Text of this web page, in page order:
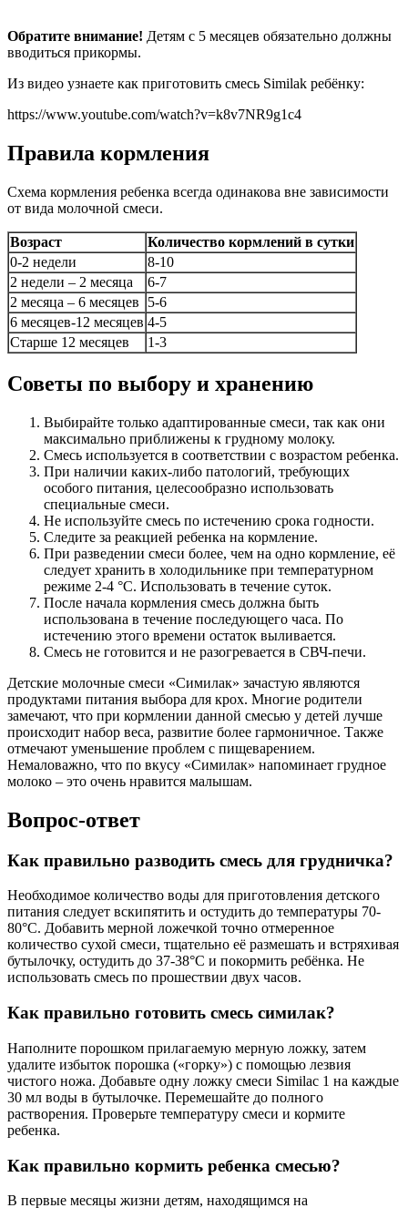
Обратите внимание! Детям с 5 месяцев обязательно должны
вводиться прикормы.
Из видео узнаете как приготовить смесь Similak ребёнку:
https://www.youtube.com/watch?v=k8v7NR9g1c4
Правила кормления
Схема кормления ребенка всегда одинакова вне зависимости
от вида молочной смеси.
Возраст
Количество кормлений в сутки
0-2 недели
8-10
2 недели – 2 месяца
6-7
2 месяца – 6 месяцев
5-6
6 месяцев-12 месяцев 4-5
Старше 12 месяцев
1-3
Советы по выбору и хранению
Выбирайте только адаптированные смеси, так как они
максимально приближены к грудному молоку.
Смесь используется в соответствии с возрастом ребенка.
При наличии каких-либо патологий, требующих
особого питания, целесообразно использовать
специальные смеси.
Не используйте смесь по истечению срока годности.
Следите за реакцией ребенка на кормление.
При разведении смеси более, чем на одно кормление, её
следует хранить в холодильнике при температурном
режиме 2-4 °C. Использовать в течение суток.
После начала кормления смесь должна быть
использована в течение последующего часа. По
истечению этого времени остаток выливается.
Смесь не готовится и не разогревается в СВЧ-печи.
Детские молочные смеси «Симилак» зачастую являются
продуктами питания выбора для крох. Многие родители
замечают, что при кормлении данной смесью у детей лучше
происходит набор веса, развитие более гармоничное. Также
отмечают уменьшение проблем с пищеварением.
Немаловажно, что по вкусу «Симилак» напоминает грудное
молоко – это очень нравится малышам.
Вопрос-ответ
Как правильно разводить смесь для грудничка?
Необходимое количество воды для приготовления детского
питания следует вскипятить и остудить до температуры 70-
80°C. Добавить мерной ложечкой точно отмеренное
количество сухой смеси, тщательно её размешать и встряхивая
бутылочку, остудить до 37-38°С и покормить ребёнка. Не
использовать смесь по прошествии двух часов.
Как правильно готовить смесь симилак?
Наполните порошком прилагаемую мерную ложку, затем
удалите избыток порошка («горку») с помощью лезвия
чистого ножа. Добавьте одну ложку смеси Similac 1 на каждые
30 мл воды в бутылочке. Перемешайте до полного
растворения. Проверьте температуру смеси и кормите
ребенка.
Как правильно кормить ребенка смесью?
В первые месяцы жизни детям, находящимся на